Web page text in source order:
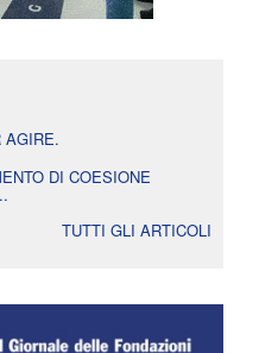
AGIRE.
DI COESIONE
TUTTI GLI ARTICOLI